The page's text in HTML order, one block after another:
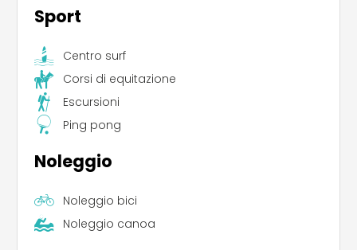
Sport
Centro surf
Corsi di equitazione
Escursioni
Ping pong
Noleggio
Noleggio bici
Noleggio canoa